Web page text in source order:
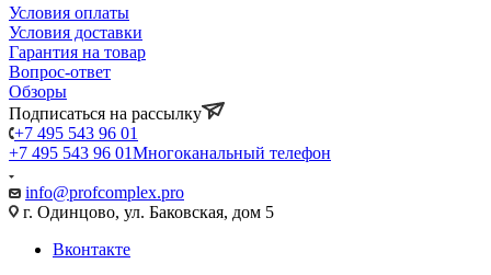
Условия оплаты
Условия доставки
Гарантия на товар
Вопрос-ответ
Обзоры
Подписаться на рассылку
+7 495 543 96 01
+7 495 543 96 01Многоканальный телефон
info@profcomplex.pro
г. Одинцово, ул. Баковская, дом 5
Вконтакте